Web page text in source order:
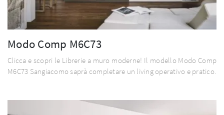
Modo Comp M6C73
Clicca e scopri le Librerie a muro moderne! Il modello Modo Comp
M6C73 Sangiacomo saprà completare un living operativo e pratico.